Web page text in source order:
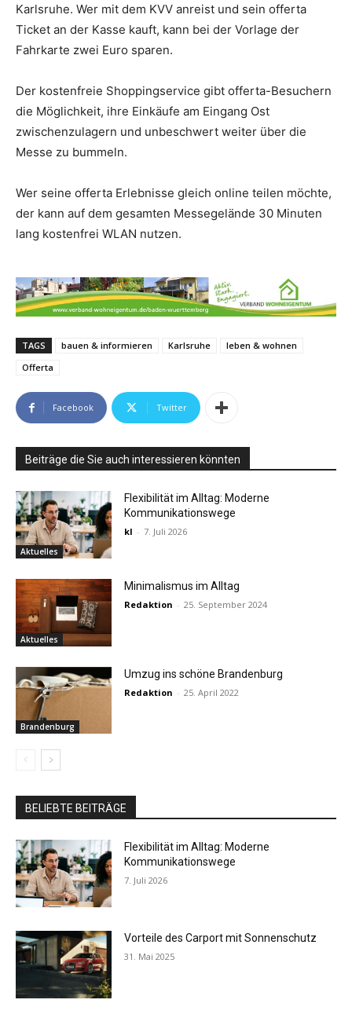
Karlsruhe. Wer mit dem KVV anreist und sein offerta
Ticket an der Kasse kauft, kann bei der Vorlage der
Fahrkarte zwei Euro sparen.
Der kostenfreie Shoppingservice gibt offerta-Besuchern
die Möglichkeit, ihre Einkäufe am Eingang Ost
zwischenzulagern und unbeschwert weiter über die
Messe zu bummeln.
Wer seine offerta Erlebnisse gleich online teilen möchte,
der kann auf dem gesamten Messegelände 30 Minuten
lang kostenfrei WLAN nutzen.
TAGS bauen & informieren Karlsruhe
leben & wohnen
Offerta
Facebook Twitter
Beiträge die Sie auch interessieren könnten
Aktuelles
Flexibilität im Alltag: Moderne
Kommunikationswege
kl - 7. Juli 2026
Aktuelles
Minimalismus im Alltag
Redaktion - 25. September 2024
Brandenburg
Umzug ins schöne Brandenburg
Redaktion - 25. April 2022
BELIEBTE BEITRÄGE
Flexibilität im Alltag: Moderne
Kommunikationswege
7. Juli 2026
Vorteile des Carport mit Sonnenschutz
31. Mai 2025